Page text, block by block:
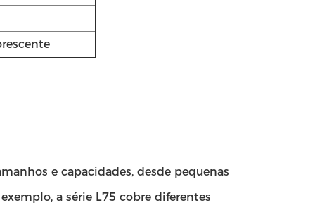
e capacidades, desde pequenas
a série L75 cobre diferentes